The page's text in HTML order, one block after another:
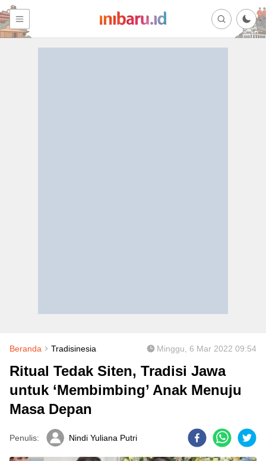
Beranda Tradisinesia Minggu, 6 Mar 2022 09:54
Ritual Tedak Siten, Tradisi Jawa
untuk ‘Membimbing’ Anak Menuju
Masa Depan
Penulis: Nindi Yuliana Putri